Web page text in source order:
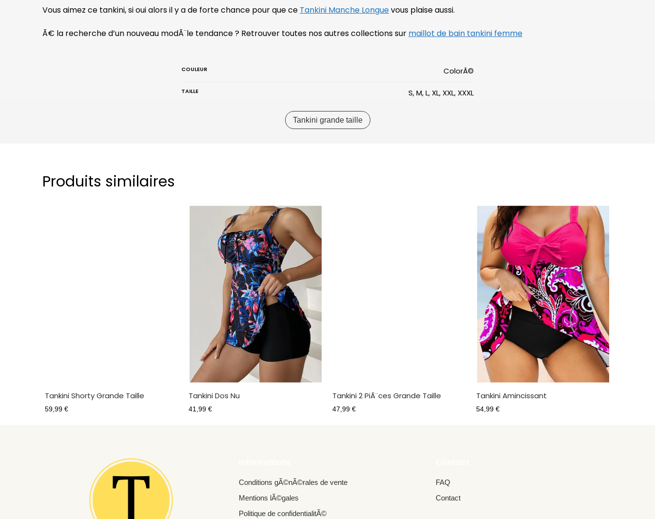
Vous aimez ce tankini, si oui alors il y a de forte chance pour que ce Tankini Manche Longuevous plaise aussi.
Ã€ la recherche d’un nouveau modÃ¨le tendance ? Retrouver toutes nos autres collections sur maillot de bain tankini femme
COULEUR ColorÃ©
TAILLE S, M, L, XL, XXL, XXXL
Tankini grande taille
Produits similaires
Tankini Shorty Grande Taille
59,99€
Tankini Dos Nu
41,99 €
Tankini 2 PiÃ¨ces Grande Taille
47,99 €
Tankini Amincissant
54,99 €
Conditions gÃ©nÃ©rales de vente
Mentions lÃ©gales
Politique de confidentialitÃ©
FAQ
Contact